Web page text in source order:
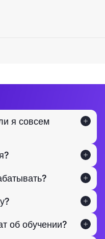
я совсем
об обучении?